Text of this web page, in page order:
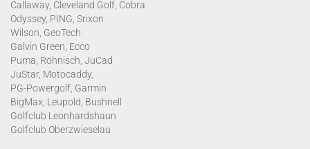
Callaway, Cleveland Golf, Cobra
Odyssey, PING, Srixon
Wilson, GeoTech
Galvin Green, Ecco
Puma, Röhnisch, JuCad
JuStar, Motocaddy,
PG-Powergolf, Garmin
BigMax, Leupold, Bushnell
Golfclub Leonhardshaun
Golfclub Oberzwieselau